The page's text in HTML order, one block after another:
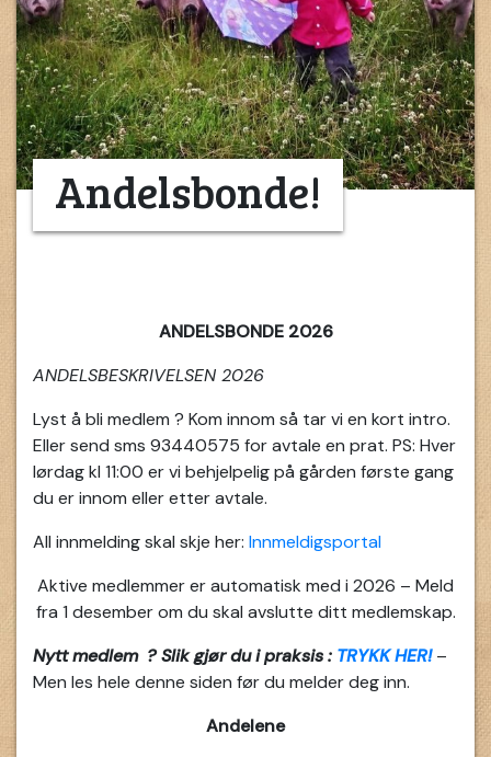
Andelsbonde!
ANDELSBONDE 2026
ANDELSBESKRIVELSEN 2026
Lyst å bli medlem ? Kom innom så tar vi en kort intro.
Eller send sms 93440575 for avtale en prat. PS: Hver
lørdag kl 11:00 er vi behjelpelig på gården første gang
du er innom eller etter avtale.
All innmelding skal skje her: Innmeldigsportal
Aktive medlemmer er automatisk med i 2026 – Meld
fra 1 desember om du skal avslutte ditt medlemskap.
Nytt medlem ? Slik gjør du i praksis : TRYKK HER!–
Men les hele denne siden før du melder deg inn.
Andelene